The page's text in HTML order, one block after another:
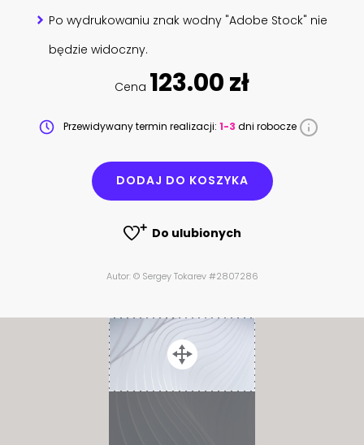
Po wydrukowaniu znak wodny "Adobe Stock" nie
będzie widoczny.
Cena 123.00 zł
Przewidywany termin realizacji: 1-3 dni robocze
DODAJ DO KOSZYKA
Do ulubionych
Autor: © Sergey Tokarev #2807286